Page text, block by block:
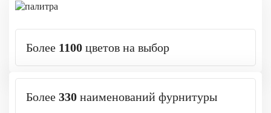
Более 1100 цветов на выбор
Более 330 наименований фурнитуры